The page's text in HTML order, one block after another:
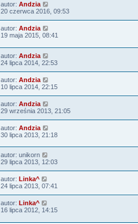
autor: Andzia
20 czerwca 2016, 09:53
autor: Andzia
19 maja 2015, 08:41
autor: Andzia
24 lipca 2014, 22:53
autor: Andzia
10 lipca 2014, 22:15
autor: Andzia
29 września 2013, 21:05
autor: Andzia
30 lipca 2013, 21:18
autor: unikorn
29 lipca 2013, 12:03
autor: Linka^
24 lipca 2013, 07:41
autor: Linka^
16 lipca 2012, 14:15